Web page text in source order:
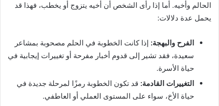
الحالم وأخيه. أما إذا رأى الشخص أن أخيه يتزوج أو يخطب، فهذا قد
يحمل عدة دلالات:
الفرح والبهجة: إذا كانت الخطوبة في الحلم مصحوبة بمشاعر
سعيدة، فقد تشير إلى قدوم أخبار مفرحة أو تغييرات إيجابية في
حياة الأسرة.
التغييرات القادمة: قد تكون الخطوبة رمزًا لمرحلة جديدة في
حياة الأخ، سواء على المستوى العملي أو العاطفي.